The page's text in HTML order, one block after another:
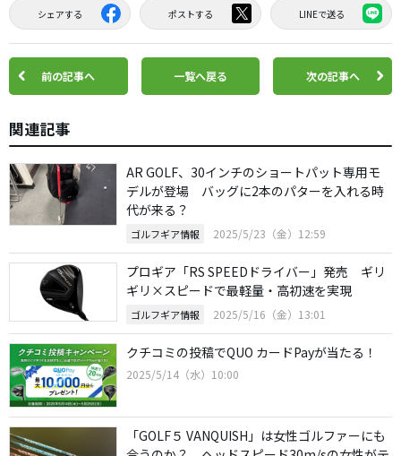
シェアする ポストする LINEで送る
前の記事へ 一覧へ戻る 次の記事へ
関連記事
AR GOLF、30インチのショートパット専用モ
デルが登場 バッグに2本のパターを入れる時
代が来る？
ゴルフギア情報 2025/5/23（金）12:59
プロギア「RS SPEEDドライバー」発売 ギリ
ギリ×スピードで最軽量・高初速を実現
ゴルフギア情報 2025/5/16（金）13:01
クチコミの投稿でQUO カードPayが当たる！
2025/5/14（水）10:00
「GOLF５ VANQUISH」は女性ゴルファーにも